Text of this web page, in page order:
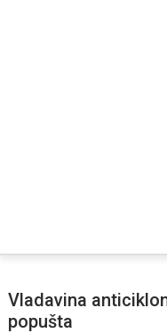
Vladavina
popušta